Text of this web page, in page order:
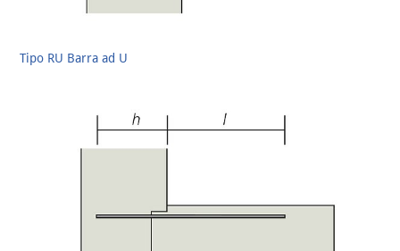
Tipo RU Barra ad U